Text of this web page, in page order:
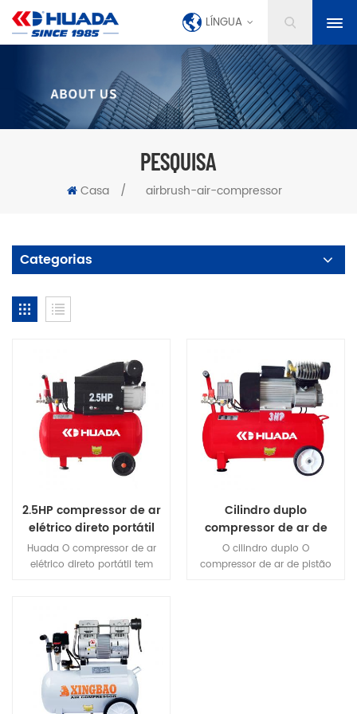
LÍNGUA
PESQUISA
Casa / airbrush-air-compressor
Categorias
2.5HP compressor de ar
elétrico direto portátil
Huada O compressor de ar
elétrico direto portátil tem
desempenho estável,
movimento conveniente, etc.
O texto pode ser selecionado
de acordo com a demanda
de ar do trabalho e diferentes
modelos podem ser
Cilindro duplo
compressor de ar de
pistão de conexão
direta
O cilindro duplo O
compressor de ar de pistão